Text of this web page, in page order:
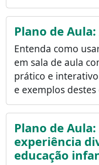
Plano de
Entenda como
em sala de aula
prático e
e exemplos
Plano de
experiência
educação